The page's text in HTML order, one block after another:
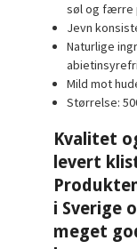
søl og færre
Jevn
Naturlige
Mild mot
Størrelse:
Kvalitet
levert
i Sverige
meget